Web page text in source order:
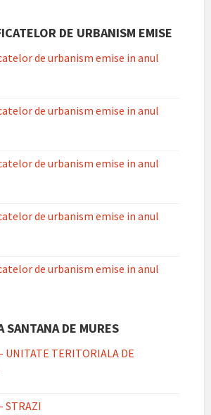
DE URBANISM EMISE
de urbanism emise in anul
de urbanism emise in anul
de urbanism emise in anul
de urbanism emise in anul
de urbanism emise in anul
SANTANA DE MURES
UNITATE TERITORIALA DE
STRAZI